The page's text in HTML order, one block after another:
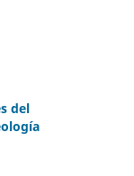
del